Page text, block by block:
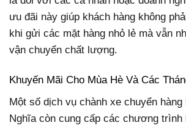
ưu đãi này giúp khách hàng không
khi gửi các mặt hàng nhỏ lẻ mà vẫn
vận chuyển chất lượng.
Khuyến Mãi Cho Mùa Hè Và Các
Một số dịch vụ chành xe chuyển
Nghĩa còn cung cấp các chương trình